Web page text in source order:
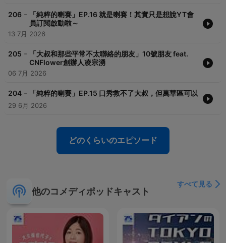
206 -
「純粹的喇賽」EP.16 就是喇賽！其實只是想說YT會
員訂閱啟動啦～
13 7月 2026
205 -
「大叔和那些平常不太聯絡的朋友」10號朋友 feat.
CNFlower創辦人凌宗湧
06 7月 2026
204 - 「純粹的喇賽」EP.15 口秀救不了大叔，但萬華區可以
29 6月 2026
どのくらいのエピソード
他のコメディポッドキャスト
すべて見る